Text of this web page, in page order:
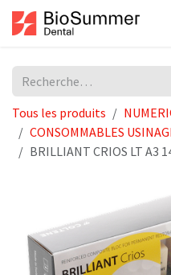
Se rendre au contenu
Tous les produits
CONSOMMABLES
BRILLIANT CRIOS LT A3